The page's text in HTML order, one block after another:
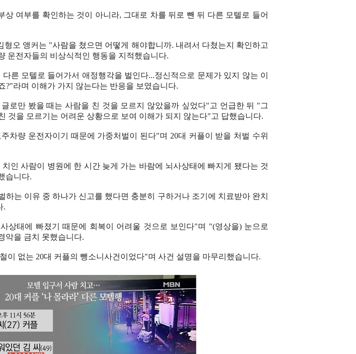
상 여부를 확인하는 것이 아니라, 그대로 차를 뒤로 뺀 뒤 다른 모텔로 들어
오 앵커는 "사람을 쳤으면 어떻게 해야합니까. 내려서 다쳤는지 확인하고
운전자들의 비상식적인 행동을 지적했습니다.
른 모텔로 들어가서 애정행각을 벌인다...정신적으로 문제가 있지 않는 이
?"라며 이해가 가지 않는다는 반응을 보였습니다.
로만 봤을 때는 사람을 친 것을 모르지 않았을까 싶었다"고 언급한 뒤 "그
것을 모르기는 어려운 상황으로 보여 이해가 되지 않는다"고 답했습니다.
차량 운전자이기 때문에 가중처벌이 된다"며 20대 커플이 받을 처벌 수위
인 사람이 병원에 한 시간 늦게 가는 바람에 뇌사상태에 빠지게 됐다는 것
습니다.
하는 이유 중 하나가 신고를 했다면 충분히 구하거나 조기에 치료받아 완치
.
상태에 빠졌기 때문에 회복이 어려울 것으로 보인다"며 "(영상을) 눈으로
악을 금치 못했습니다.
이 없는 20대 커플의 뺑소니사건이었다"며 사건 설명을 마무리했습니다.